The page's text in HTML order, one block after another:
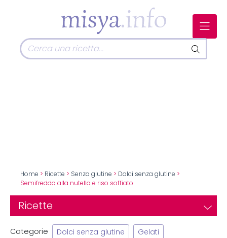
Home > Ricette > Senza glutine > Dolci senza glutine >
Semifreddo alla nutella e riso soffiato
Ricette
Categorie Dolci senza glutine Gelati